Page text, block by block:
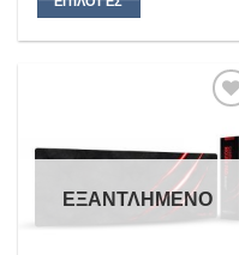
Add to
Wishlist
ΕΞΑΝΤΛΗΜΈΝΟ